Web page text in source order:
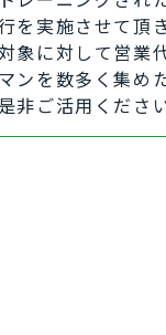
を実施させて頂
象に対して営業
ンを数多く集め
非ご活用ください